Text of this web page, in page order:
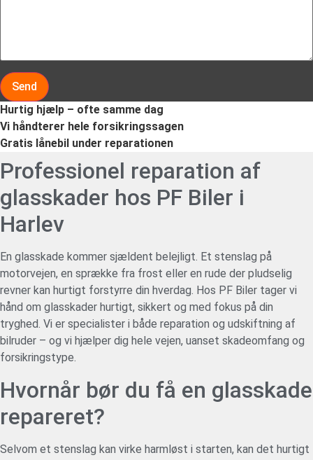
Send
Hurtig hjælp – ofte samme dag
Vi håndterer hele forsikringssagen
Gratis lånebil under reparationen
Professionel reparation af
glasskader hos PF Biler i
Harlev
En glasskade kommer sjældent belejligt. Et stenslag på
motorvejen, en sprække fra frost eller en rude der pludselig
revner kan hurtigt forstyrre din hverdag. Hos PF Biler tager vi
hånd om glasskader hurtigt, sikkert og med fokus på din
tryghed. Vi er specialister i både reparation og udskiftning af
bilruder – og vi hjælper dig hele vejen, uanset skadeomfang og
forsikringstype.
Hvornår bør du få en glasskade
repareret?
Selvom et stenslag kan virke harmløst i starten, kan det hurtigt